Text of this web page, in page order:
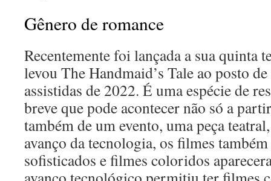
Gênero de romance
Recentemente foi lançada a sua quinta
levou The Handmaid’s Tale ao posto
assistidas de 2022. É uma espécie de
breve que pode acontecer não só a
também de um evento, uma peça
avanço da tecnologia, os filmes
sofisticados e filmes coloridos